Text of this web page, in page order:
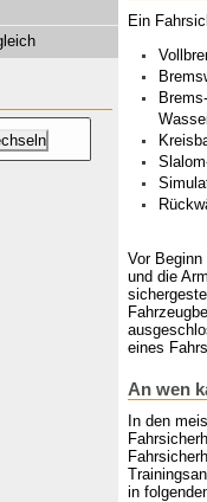
Ein
Vor
und die
eines
An wen
In den
in